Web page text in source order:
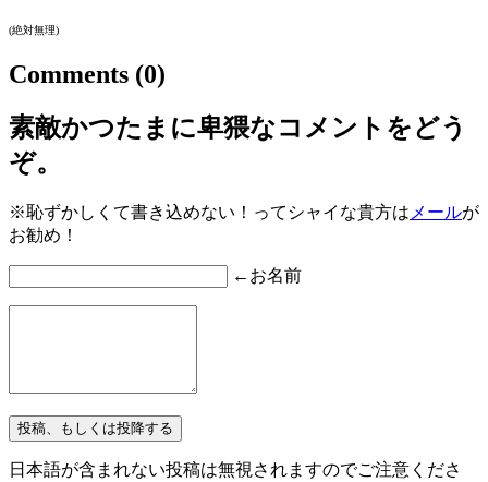
(絶対無理)
Comments (0)
素敵かつたまに卑猥なコメントをどう
ぞ。
※恥ずかしくて書き込めない！ってシャイな貴方は メールが
お勧め！
←お名前
日本語が含まれない投稿は無視されますのでご注意くださ